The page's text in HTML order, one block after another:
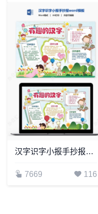
汉字识字小报手抄报word模板(23)
7669 116